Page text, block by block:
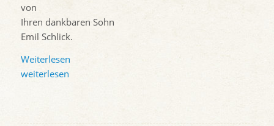
von
Ihren dankbaren Sohn
Emil Schlick.
Weiterlesen
weiterlesen